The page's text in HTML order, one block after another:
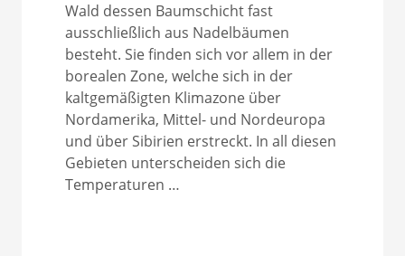
Wald dessen Baumschicht fast
ausschließlich aus Nadelbäumen
besteht. Sie finden sich vor allem in der
borealen Zone, welche sich in der
kaltgemäßigten Klimazone über
Nordamerika, Mittel- und Nordeuropa
und über Sibirien erstreckt. In all diesen
Gebieten unterscheiden sich die
Temperaturen …